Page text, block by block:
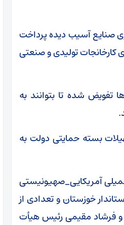
صنایع آسیب دیده پرداخت
تولیدی و صنعتی
تفویض شده تا بتوانند به
بسته حمایتی دولت به
آمریکایی_صهیونیستی
خوزستان و تعدادی از
فرشاد مقیمی رئیس هیأت